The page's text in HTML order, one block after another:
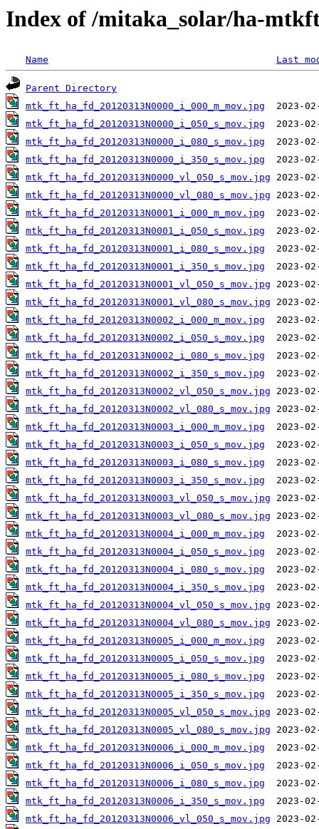
Index of /mitaka_solar/ha-
Name Last
Parent Directory
mtk_ft_ha_fd_20120313N0000_i_000_m_mov.jpg
mtk_ft_ha_fd_20120313N0000_i_050_s_mov.jpg
mtk_ft_ha_fd_20120313N0000_i_080_s_mov.jpg
mtk_ft_ha_fd_20120313N0000_i_350_s_mov.jpg
mtk_ft_ha_fd_20120313N0000_vl_050_s_mov.jpg
mtk_ft_ha_fd_20120313N0000_vl_080_s_mov.jpg
mtk_ft_ha_fd_20120313N0001_i_000_m_mov.jpg
mtk_ft_ha_fd_20120313N0001_i_050_s_mov.jpg
mtk_ft_ha_fd_20120313N0001_i_080_s_mov.jpg
mtk_ft_ha_fd_20120313N0001_i_350_s_mov.jpg
mtk_ft_ha_fd_20120313N0001_vl_050_s_mov.jpg
mtk_ft_ha_fd_20120313N0001_vl_080_s_mov.jpg
mtk_ft_ha_fd_20120313N0002_i_000_m_mov.jpg
mtk_ft_ha_fd_20120313N0002_i_050_s_mov.jpg
mtk_ft_ha_fd_20120313N0002_i_080_s_mov.jpg
mtk_ft_ha_fd_20120313N0002_i_350_s_mov.jpg
mtk_ft_ha_fd_20120313N0002_vl_050_s_mov.jpg
mtk_ft_ha_fd_20120313N0002_vl_080_s_mov.jpg
mtk_ft_ha_fd_20120313N0003_i_000_m_mov.jpg
mtk_ft_ha_fd_20120313N0003_i_050_s_mov.jpg
mtk_ft_ha_fd_20120313N0003_i_080_s_mov.jpg
mtk_ft_ha_fd_20120313N0003_i_350_s_mov.jpg
mtk_ft_ha_fd_20120313N0003_vl_050_s_mov.jpg
mtk_ft_ha_fd_20120313N0003_vl_080_s_mov.jpg
mtk_ft_ha_fd_20120313N0004_i_000_m_mov.jpg
mtk_ft_ha_fd_20120313N0004_i_050_s_mov.jpg
mtk_ft_ha_fd_20120313N0004_i_080_s_mov.jpg
mtk_ft_ha_fd_20120313N0004_i_350_s_mov.jpg
mtk_ft_ha_fd_20120313N0004_vl_050_s_mov.jpg
mtk_ft_ha_fd_20120313N0004_vl_080_s_mov.jpg
mtk_ft_ha_fd_20120313N0005_i_000_m_mov.jpg
mtk_ft_ha_fd_20120313N0005_i_050_s_mov.jpg
mtk_ft_ha_fd_20120313N0005_i_080_s_mov.jpg
mtk_ft_ha_fd_20120313N0005_i_350_s_mov.jpg
mtk_ft_ha_fd_20120313N0005_vl_050_s_mov.jpg
mtk_ft_ha_fd_20120313N0005_vl_080_s_mov.jpg
mtk_ft_ha_fd_20120313N0006_i_000_m_mov.jpg
mtk_ft_ha_fd_20120313N0006_i_050_s_mov.jpg
mtk_ft_ha_fd_20120313N0006_i_080_s_mov.jpg
mtk_ft_ha_fd_20120313N0006_i_350_s_mov.jpg
mtk_ft_ha_fd_20120313N0006_vl_050_s_mov.jpg